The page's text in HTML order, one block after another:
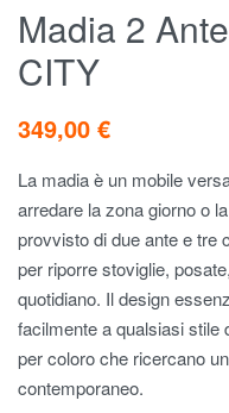
Madia 2
CITY
349,00 €
La madia è un mobile
arredare la zona giorno o
provvisto di due ante e tre
per riporre stoviglie,
quotidiano. Il design
facilmente a qualsiasi stile
per coloro che ricercano
contemporaneo.